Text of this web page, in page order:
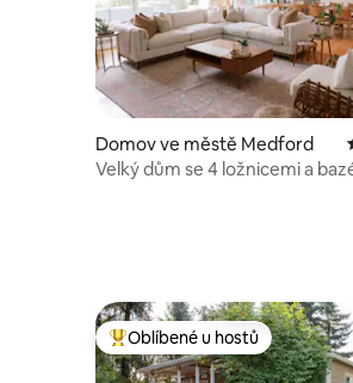
Domov ve městě Medford
Velký dům se 4 ložnicemi a
Nejlepší v kategorii Oblíbené u
Oblíbené u hostů